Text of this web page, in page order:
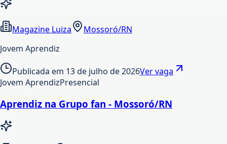
Magazine Luiza
Mossoró/RN
Jovem Aprendiz
Publicada em 13 de julho de 2026Ver vaga
Jovem AprendizPresencial
Aprendiz na Grupo fan - Mossoró/RN